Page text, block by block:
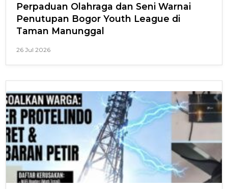
Perpaduan Olahraga dan Seni Warnai
Penutupan Bogor Youth League di
Taman Manunggal
26 Jul 2026